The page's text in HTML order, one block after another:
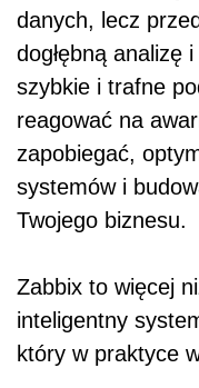
danych, lecz
dogłębną analizę
szybkie i trafne
reagować na
zapobiegać,
systemów i
Twojego biznesu.
Zabbix to więcej
inteligentny
który w praktyce